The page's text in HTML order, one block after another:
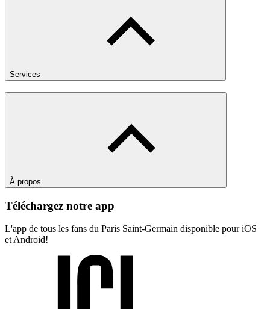
Services
À propos
Téléchargez notre app
L'app de tous les fans du Paris Saint-Germain disponible pour iOS
et Android!